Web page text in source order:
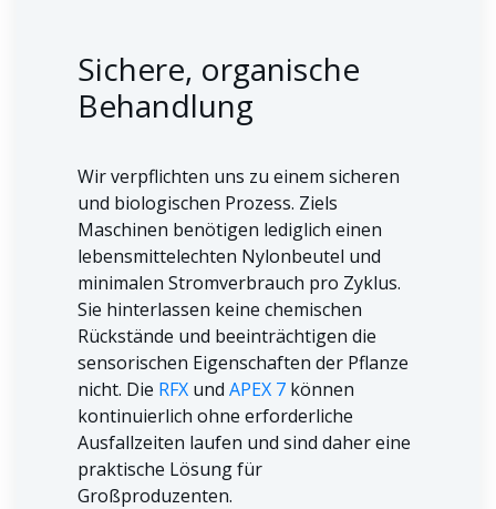
Sichere, organische
Behandlung
Wir verpflichten uns zu einem sicheren
und biologischen Prozess. Ziels
Maschinen benötigen lediglich einen
lebensmittelechten Nylonbeutel und
minimalen Stromverbrauch pro Zyklus.
Sie hinterlassen keine chemischen
Rückstände und beeinträchtigen die
sensorischen Eigenschaften der Pflanze
nicht. Die RFX und APEX 7 können
kontinuierlich ohne erforderliche
Ausfallzeiten laufen und sind daher eine
praktische Lösung für
Großproduzenten.